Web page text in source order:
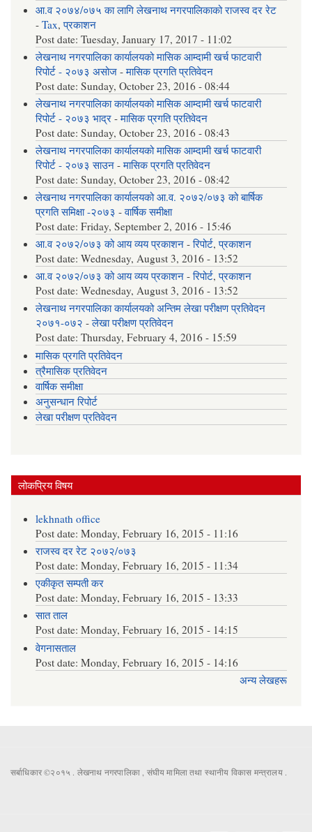
आ.व २०७४/०७५ का लागि लेखनाथ नगरपालिकाको राजस्व दर रेट
-Tax,प्रकाशन
Post date:Tuesday, January 17, 2017 - 11:02
लेखनाथ नगरपालिका कार्यालयको मासिक आम्दामी खर्च फाटवारी
रिपोर्ट - २०७३ असोज -मासिक प्रगति प्रतिवेदन
Post date:Sunday, October 23, 2016 - 08:44
लेखनाथ नगरपालिका कार्यालयको मासिक आम्दामी खर्च फाटवारी
रिपोर्ट - २०७३ भाद्र-मासिक प्रगति प्रतिवेदन
Post date:Sunday, October 23, 2016 - 08:43
लेखनाथ नगरपालिका कार्यालयको मासिक आम्दामी खर्च फाटवारी
रिपोर्ट - २०७३ साउन-मासिक प्रगति प्रतिवेदन
Post date:Sunday, October 23, 2016 - 08:42
लेखनाथ नगरपालिका कार्यालयको आ.व. २०७२/०७३ को बार्षिक
प्रगति समिक्षा -२०७३-वार्षिक समीक्षा
Post date:Friday, September 2, 2016 - 15:46
आ.व २०७२/०७३ को आय व्यय प्रकाशन-रिपोर्ट,प्रकाशन
Post date:Wednesday, August 3, 2016 - 13:52
आ.व २०७२/०७३ को आय व्यय प्रकाशन-रिपोर्ट,प्रकाशन
Post date:Wednesday, August 3, 2016 - 13:52
लेखनाथ नगरपालिका कार्यालयको अन्तिम लेखा परीक्षण प्रतिवेदन
२०७१-०७२ -लेखा परीक्षण प्रतिवेदन
Post date:Thursday, February 4, 2016 - 15:59
मासिक प्रगति प्रतिवेदन
त्रैमासिक प्रतिवेदन
वार्षिक समीक्षा
अनुसन्धान रिपोर्ट
लेखा परीक्षण प्रतिवेदन
लोकप्रिय विषय
lekhnath office
Post date:Monday, February 16, 2015 - 11:16
राजस्व दर रेट २०७२/०७३
Post date:Monday, February 16, 2015 - 11:34
एकीकृत सम्पती कर
Post date:Monday, February 16, 2015 - 13:33
सात ताल
Post date:Monday, February 16, 2015 - 14:15
वेगनासताल
Post date:Monday, February 16, 2015 - 14:16
अन्य लेखहरू
सर्बाधिकार ©२०१५ . लेखनाथ नगरपालिका , संघीय मामिला तथा स्थानीय विकास मन्त्रालय .